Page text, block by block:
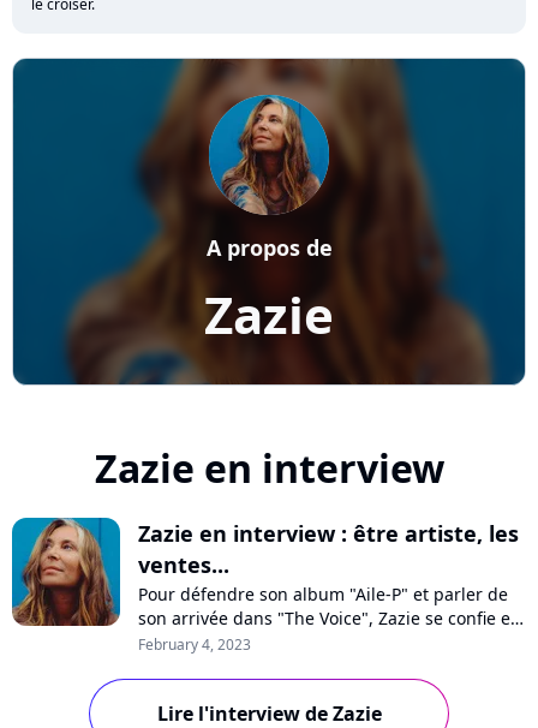
Zazie
A propos de
Zazie en interview
Zazie en interview : être artiste, les
ventes...
Pour défendre son album "Aile-P" et parler de
son arrivée dans "The Voice", Zazie se confie en
interview à Purecharts sur l'exercice de la
changé, sa chanson politique "Couleur", les
Victoires de la Musique ou encore le choc des
February 4, 2023
Lire l'interview de Zazie